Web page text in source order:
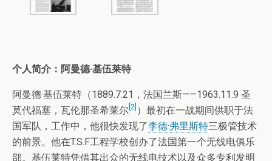
个人简介：阿曼德·基伍莱特
阿曼德·基伍莱特（1889.7.21，法国兰斯——1963.11.9 圣
莫代福塞，瓦伦那圣希莱尔 [2] ）最初在一战期间供职于法
国军队，工作中，他很快发现了李德·弗里斯特三极管技术
的前景。他在T.S.F工程学校创办了法国第一个无线电俱乐
部。基伍莱特凭借其出众的无线电技术以及众多专利发明